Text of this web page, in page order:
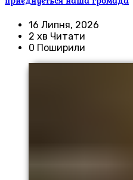
16 Липня, 2026
2 хв Читати
0 Поширили